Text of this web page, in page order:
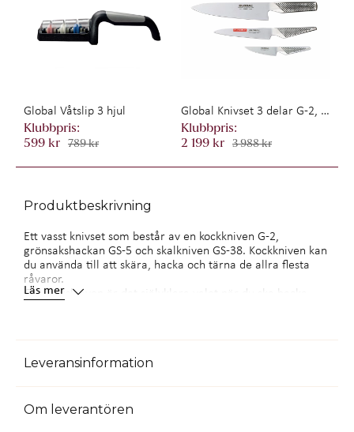
Global Våtslip 3 hjul
599 kr 789 kr
Global Knivset 3 delar G-2, GS-1 & GS-11
2 199 kr 3 988 kr
Produktbeskrivning
Ett vasst knivset som består av en kockkniven G-2,
grönsakshackan GS-5 och skalkniven GS-38. Kockkniven kan
du använda till att skära, hacka och tärna de allra flesta
råvaror.
Grönsakskniven är det självklara valet när du ska hacka
precision, till exempel att skala frukt och grönt.
SKöTSELRåD - GLOBALKNIVAR
Att kniven är kökets viktigaste redskap skriver de flesta
kockar under på. På samma sätt som en slö kniv kan minska
Läs mer
Leveransinformation
Om leverantören